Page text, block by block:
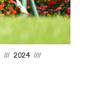
2024 ////